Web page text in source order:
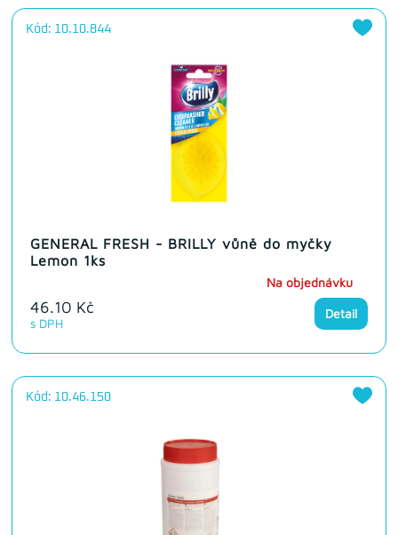
Kód: 10.10.844
GENERAL FRESH - BRILLY vůně do myčky
Lemon 1ks
46.10 Kč
s DPH
Na objednávku
Detail
Kód: 10.46.150